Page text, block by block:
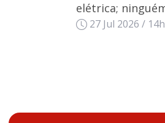
elétrica;
27 Jul 2026 /